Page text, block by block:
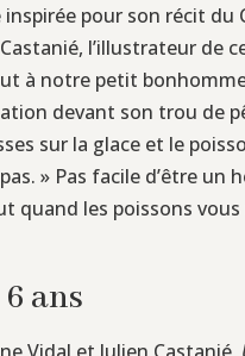
pour son récit du
l’illustrateur de
à notre petit
devant son trou de
sur la glace et le
» Pas facile d’être un
quand les poissons
ans